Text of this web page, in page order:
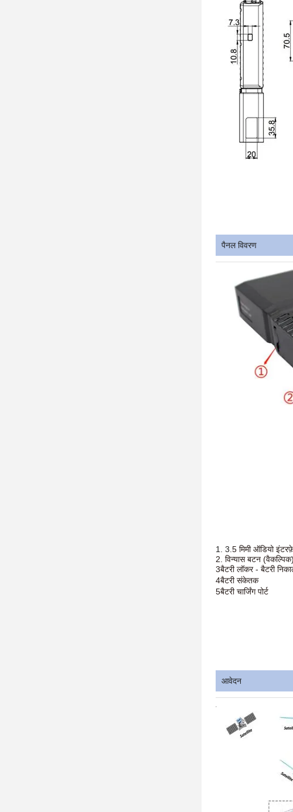
पैनल विवरण
1. 3. 5 मिमी ऑडियो
2. विन्यास बटन (वैकल्पिक)
3बैटरी लॉकर - बैटरी
4बैटरी संकेतक
5बैटरी चार्जिंग पोर्ट
आवेदन